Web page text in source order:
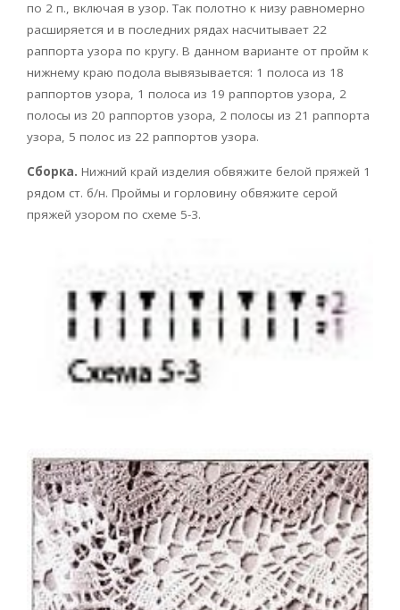
по 2 п., включая в узор. Так полотно к низу равномерно
расширяется и в последних рядах насчитывает 22
раппорта узора по кругу. В данном варианте от пройм к
нижнему краю подола вывязывается: 1 полоса из 18
раппортов узора, 1 полоса из 19 раппортов узора, 2
полосы из 20 раппортов узора, 2 полосы из 21 раппорта
узора, 5 полос из 22 раппортов узора.
Сборка. Нижний край изделия обвяжите белой пряжей 1
рядом ст. б/н. Проймы и горловину обвяжите серой
пряжей узором по схеме 5-3.